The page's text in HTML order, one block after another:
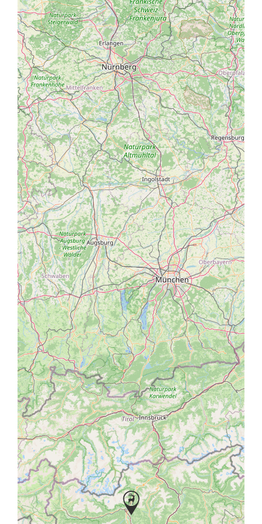
la strada di montagna panoramica lunga 5 km fino al
Castel Fragsburg.
Dalla Val Venosta
La statale 40 conduce attraverso la Val Venosta sulla
superstrada 38 verso Merano-Bolzano fino all’uscita
Sinigo. Seguire la strada in direzione Merano e dopo
circa 1,5 km svoltare a destra in direzione del
comprensorio sciistico Merano 2000. Dopo 2,5 km
esatti, si raggiunge una rotonda con il cartello
“Labers”. Passare a destra sul piccolo ponte e seguire
la strada di montagna panoramica lunga 5 km fino al
Castel Fragsburg.
Da Verona
Seguire l’autostrada del Brennero A22 fino all’uscita
Bolzano sud, superstrada 38 Merano-Bolzano in
direzione Merano fino all’uscita Sinigo. Seguire la
strada in direzione Merano e dopo circa 1,5 km
svoltare a destra in direzione del comprensorio
sciistico Merano 2000. Dopo 2,5 km esatti, si
raggiunge una rotonda con il cartello “Labers”.
Passare a destra sul piccolo ponte e seguire la strada
di montagna panoramica lunga 5 km fino al Castel
Fragsburg.
Richiesta